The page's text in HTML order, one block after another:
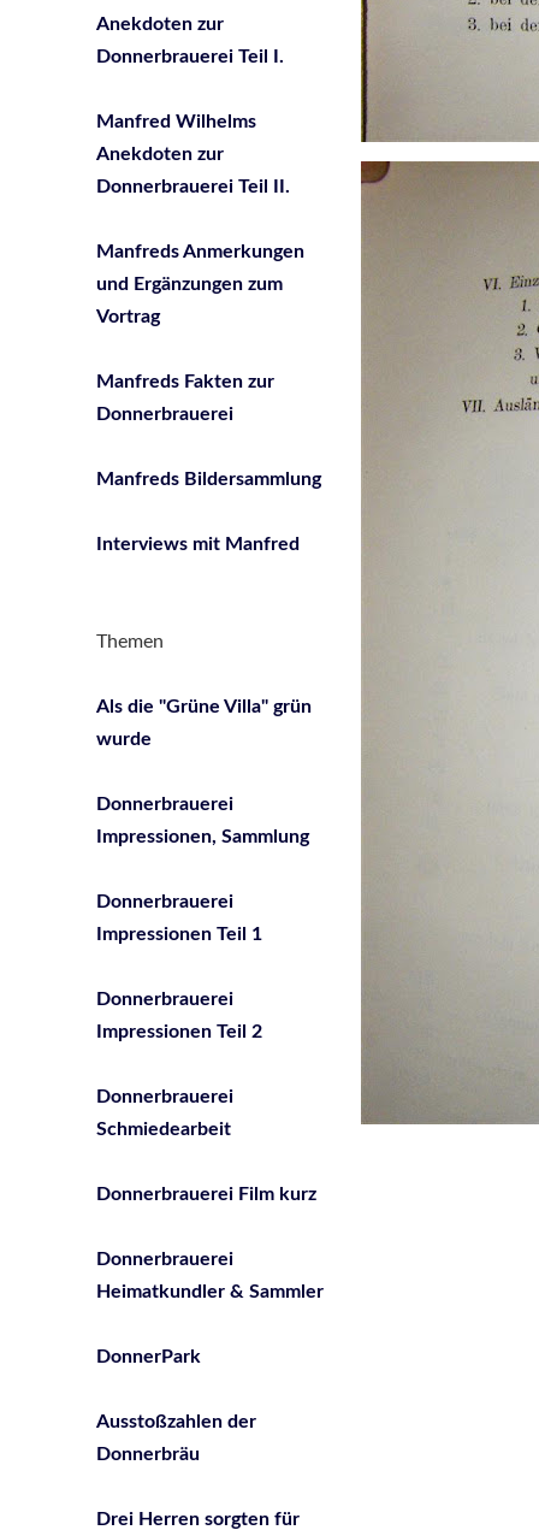
Anekdoten zur
Donnerbrauerei Teil I.
Manfred Wilhelms
Anekdoten zur
Donnerbrauerei Teil II.
Manfreds Anmerkungen
und Ergänzungen zum
Vortrag
Manfreds Fakten zur
Donnerbrauerei
Manfreds Bildersammlung
Interviews mit Manfred
Themen
Als die "Grüne Villa" grün
wurde
Donnerbrauerei
Impressionen, Sammlung
Donnerbrauerei
Impressionen Teil 1
Donnerbrauerei
Impressionen Teil 2
Donnerbrauerei
Schmiedearbeit
Donnerbrauerei Film kurz
Donnerbrauerei
Heimatkundler & Sammler
DonnerPark
Ausstoßzahlen der
Donnerbräu
Drei Herren sorgten für